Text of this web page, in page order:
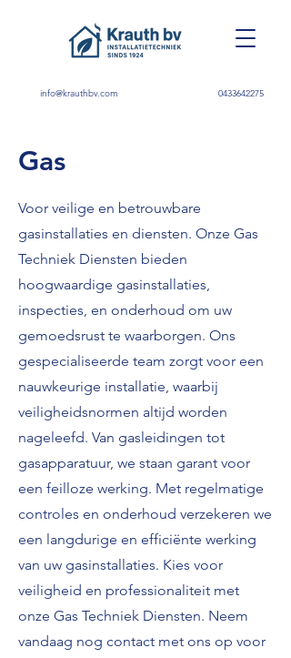
0433642275
info@krauthbv.com
Gas
Voor veilige en betrouwbare
gasinstallaties en diensten. Onze Gas
Techniek Diensten bieden
hoogwaardige gasinstallaties,
inspecties, en onderhoud om uw
gemoedsrust te waarborgen. Ons
gespecialiseerde team zorgt voor een
nauwkeurige installatie, waarbij
veiligheidsnormen altijd worden
nageleefd. Van gasleidingen tot
gasapparatuur, we staan garant voor
een feilloze werking. Met regelmatige
controles en onderhoud verzekeren we
een langdurige en efficiënte werking
van uw gasinstallaties. Kies voor
veiligheid en professionaliteit met
onze Gas Techniek Diensten. Neem
vandaag nog contact met ons op voor